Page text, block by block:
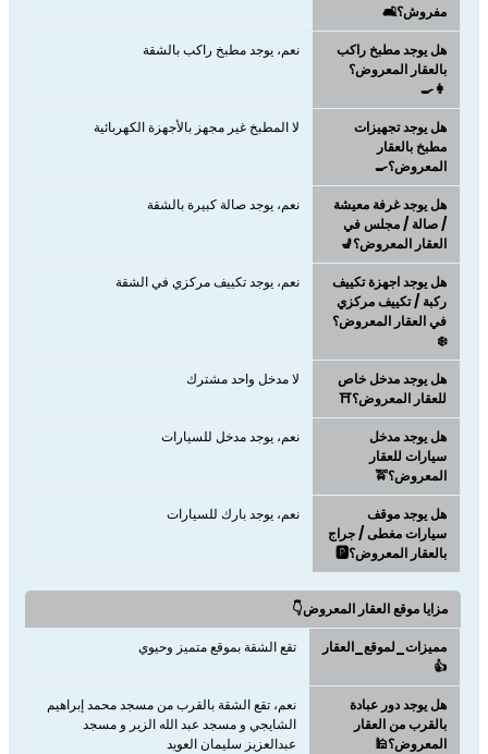
مفروش؟🛋️
هل يوجد مطبخ راكب
بالعقار المعروض؟
👩‍🍳
نعم، يوجد مطبخ راكب بالشقة
هل يوجد تجهيزات
مطبخ بالعقار
المعروض؟🍳
لا المطبخ غير مجهز بالأجهزة الكهربائية
هل يوجد غرفة معيشة
/ صالة / مجلس في
العقار المعروض؟💺
نعم، يوجد صالة كبيرة بالشقة
هل يوجد اجهزة تكييف
ركبة / تكييف مركزي
في العقار المعروض؟
❄️
نعم، يوجد تكييف مركزي في الشقة
هل يوجد مدخل خاص
للعقار المعروض؟⛩️
لا مدخل واحد مشترك
هل يوجد مدخل
سيارات للعقار
المعروض؟🚖
نعم، يوجد مدخل للسيارات
هل يوجد موقف
سيارات مغطى / جراج
بالعقار المعروض؟🅿️
نعم، يوجد بارك للسيارات
مزايا موقع العقار المعروض👇
مميزات_لموقع_العقار
👍
تقع الشقة بموقع متميز وحيوي
هل يوجد دور عبادة
بالقرب من العقار
المعروض؟🕌
نعم، تقع الشقة بالقرب من مسجد محمد إبراهيم
الشايجي و مسجد عبد الله الزير و مسجد
عبدالعزيز سليمان العويد